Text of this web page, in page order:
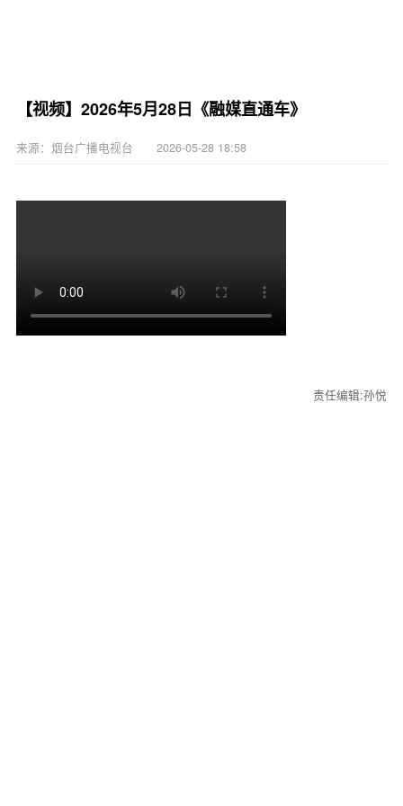
【视频】2026年5月28日《融媒直通车》
来源：烟台广播电视台 2026-05-28 18:58
责任编辑:孙悦